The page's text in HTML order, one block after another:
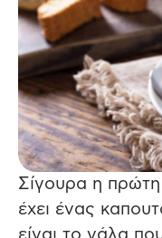
Σίγουρα η
έχει ένας